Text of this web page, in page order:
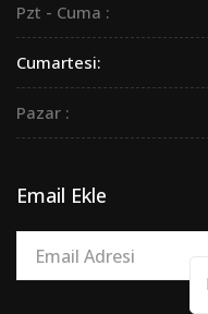
Pzt - Cuma :
Cumartesi:
Pazar :
Email Ekle